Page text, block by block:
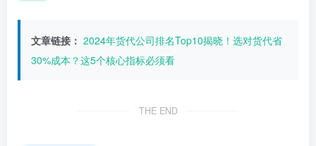
文章链接： 2024年货代公司排名Top10揭晓！选对货代省
30%成本？这5个核心指标必须看
THE END